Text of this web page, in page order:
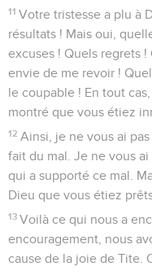
11 Votre tristesse a plu à
résultats ! Mais oui,
excuses ! Quels regrets
envie de me revoir !
le coupable ! En tout
montré que vous étiez
12 Ainsi, je ne vous ai
fait du mal. Je ne vous
qui a supporté ce mal.
Dieu que vous étiez
13 Voilà ce qui nous a
encouragement, nous
cause de la joie de Tite.